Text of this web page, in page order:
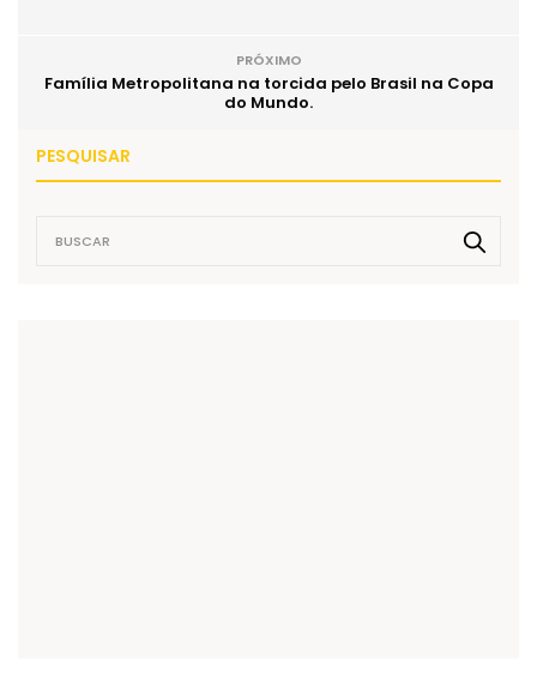
PRÓXIMO
Família Metropolitana na torcida pelo Brasil na Copa
do Mundo.
PESQUISAR